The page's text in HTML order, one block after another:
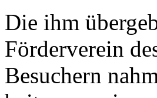
Die ihm
Förderverein
Besuchern